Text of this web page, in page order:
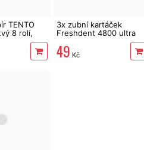
TENTO
8 rolí,
3x zubní kartáček
Freshdent 4800 ultra
49 Kč